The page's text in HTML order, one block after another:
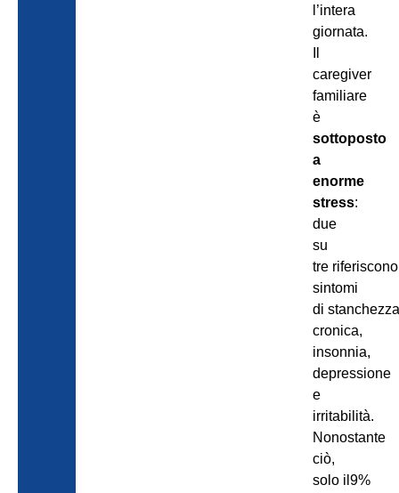
l’intera
giornata.
caregiver
familiare
è
sottoposto
a
enorme
stress:
due
su
tre riferiscono
sintomi
di
cronica,
insonnia,
depressione
e
irritabilità.
Nonostante
ciò,
solo il9%